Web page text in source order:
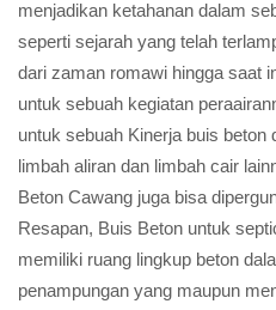
menjadikan ketahanan dalam
seperti sejarah yang telah
dari zaman romawi hingga saat
untuk sebuah kegiatan
untuk sebuah Kinerja buis beton
limbah aliran dan limbah cair
Beton Cawang juga bisa
Resapan, Buis Beton untuk
memiliki ruang lingkup beton
penampungan yang maupun